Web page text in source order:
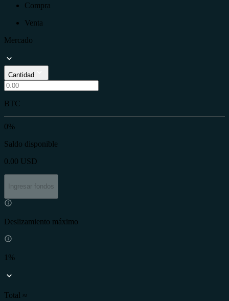
Compra
Venta
Mercado
Cantidad
BTC
0%
Saldo disponible
0.00 USD
Ingresar fondos
Deslizamiento máximo
1%
Total ≈